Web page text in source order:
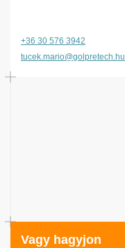
+36 30 576 3942
tucek.mario@golpretech.hu
Vagy hagyjon